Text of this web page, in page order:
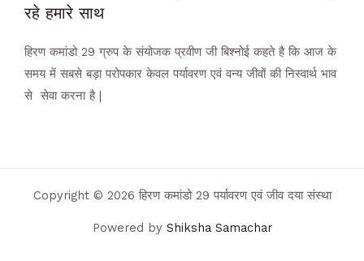
रहे हमारे साथ
हिरण कमांडो 29 ग्रुप के संयोजक प्रवीण जी बिश्नोई कहते है कि आज के
समय में सबसे बड़ा परोपकार केवल पर्यावरण एवं वन्य जीवों की निस्वार्थ भाव
से सेवा करना है |
Copyright © 2026 हिरण कमांडो 29 पर्यावरण एवं जीव दया संस्था
Powered by Shiksha Samachar